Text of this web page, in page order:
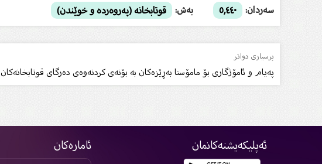
سەردان: ٥,٤٤٠ بەش: قوتابخانە (پەروەردە و خوێندن)
پرسیاری دواتر
پەیام و ئامۆژگاری بۆ مامۆستا بەڕێزەکان بە بۆنەى کردنەوەى دەرگاى قوتابخانەکان
ئەپلیکەیشنەکانمان ئامارەکان